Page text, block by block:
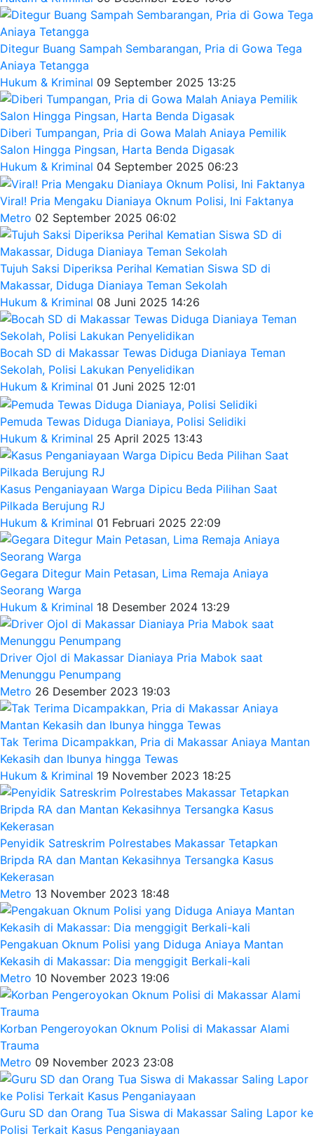
Ditegur Buang Sampah Sembarangan, Pria di Gowa Tega
Aniaya Tetangga
Hukum & Kriminal 09 September 2025 13:25
Diberi Tumpangan, Pria di Gowa Malah Aniaya Pemilik
Salon Hingga Pingsan, Harta Benda Digasak
Hukum & Kriminal 04 September 2025 06:23
Viral! Pria Mengaku Dianiaya Oknum Polisi, Ini Faktanya
Metro 02 September 2025 06:02
Tujuh Saksi Diperiksa Perihal Kematian Siswa SD di
Makassar, Diduga Dianiaya Teman Sekolah
Hukum & Kriminal 08 Juni 2025 14:26
Bocah SD di Makassar Tewas Diduga Dianiaya Teman
Sekolah, Polisi Lakukan Penyelidikan
Hukum & Kriminal 01 Juni 2025 12:01
Pemuda Tewas Diduga Dianiaya, Polisi Selidiki
Hukum & Kriminal 25 April 2025 13:43
Kasus Penganiayaan Warga Dipicu Beda Pilihan Saat
Pilkada Berujung RJ
Hukum & Kriminal 01 Februari 2025 22:09
Gegara Ditegur Main Petasan, Lima Remaja Aniaya
Seorang Warga
Hukum & Kriminal 18 Desember 2024 13:29
Driver Ojol di Makassar Dianiaya Pria Mabok saat
Menunggu Penumpang
Metro 26 Desember 2023 19:03
Tak Terima Dicampakkan, Pria di Makassar Aniaya Mantan
Kekasih dan Ibunya hingga Tewas
Hukum & Kriminal 19 November 2023 18:25
Penyidik Satreskrim Polrestabes Makassar Tetapkan
Bripda RA dan Mantan Kekasihnya Tersangka Kasus
Kekerasan
Metro 13 November 2023 18:48
Pengakuan Oknum Polisi yang Diduga Aniaya Mantan
Kekasih di Makassar: Dia menggigit Berkali-kali
Metro 10 November 2023 19:06
Korban Pengeroyokan Oknum Polisi di Makassar Alami
Trauma
Metro 09 November 2023 23:08
Guru SD dan Orang Tua Siswa di Makassar Saling Lapor ke
Polisi Terkait Kasus Penganiayaan